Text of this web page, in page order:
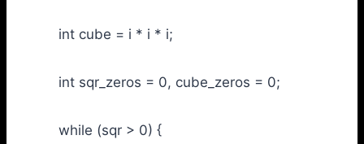
int cube = i * i * i;
int sqr_zeros = 0, cube_zeros = 0;
while (sqr > 0) {